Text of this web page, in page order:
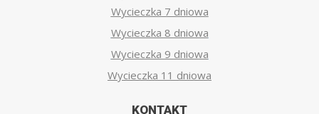
Wycieczka 7 dniowa
Wycieczka 8 dniowa
Wycieczka 9 dniowa
Wycieczka 11 dniowa
KONTAKT